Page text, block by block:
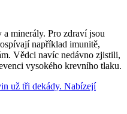
minerály. Pro zdraví jsou
například imunitě,
Vědci navíc nedávno zjistili,
vysokého krevního tlaku.